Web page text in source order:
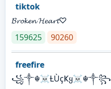
tiktok
𝓑𝓻𝓸𝓴𝓮𝓷 𝓗𝓮𝓪𝓻𝓽♡
159625
90260
freefire
꧁༒☬☠Ƚ︎ÙçҜყ☠︎☬༒꧂